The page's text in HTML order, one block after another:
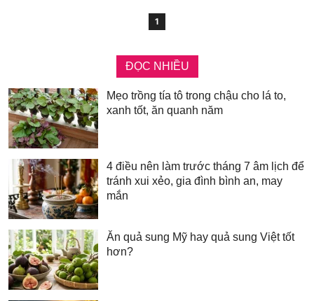
1
ĐỌC NHIỀU
Mẹo trồng tía tô trong chậu cho lá to,
xanh tốt, ăn quanh năm
4 điều nên làm trước tháng 7 âm lịch để
tránh xui xẻo, gia đình bình an, may
mắn
Ăn quả sung Mỹ hay quả sung Việt tốt
hơn?